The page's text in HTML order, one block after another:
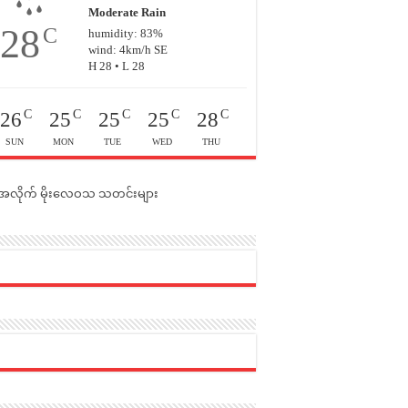
28C
Moderate Rain
humidity: 83%
wind: 4km/h SE
H 28 • L 28
26 C
SUN
25 C
MON
25 C
TUE
25 C
WED
28 C
THU
လိုက် မိုးလေဝသ သတင်းများ